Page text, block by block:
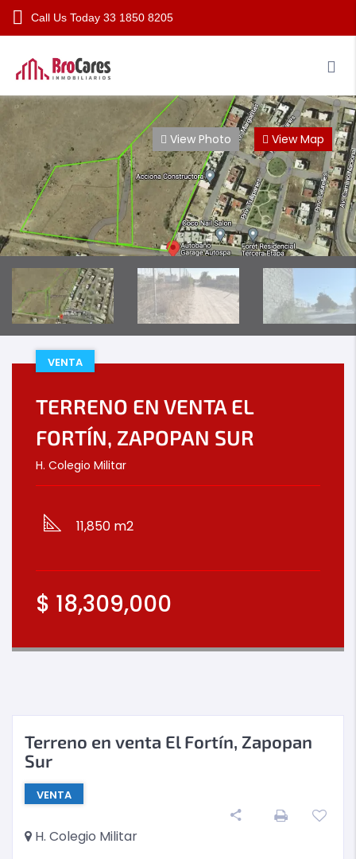
Call Us Today 33 1850 8205
Propiedades Información
Contacto
View Photo View Map
VENTA
TERRENO EN VENTA EL
FORTÍN, ZAPOPAN SUR
H. Colegio Militar
11,850 m2
$ 18,309,000
Terreno en venta El Fortín, Zapopan
Sur
VENTA
H. Colegio Militar